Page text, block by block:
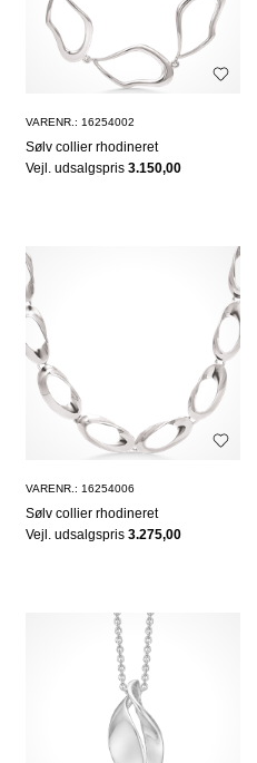
VARENR.: 16254002
Sølv collier rhodineret
Vejl. udsalgspris 3.150,00
VARENR.: 16254006
Sølv collier rhodineret
Vejl. udsalgspris 3.275,00